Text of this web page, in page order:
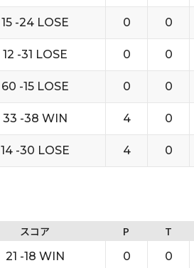
15 -24 LOSE 0 0
12 -31 LOSE 0 0
60 -15 LOSE 0 0
33 -38 WIN 4 0
14 -30 LOSE 4 0
スコア P T
21 -18 WIN 0 0